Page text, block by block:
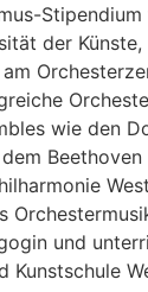
der
wie den
und
Kunstschule